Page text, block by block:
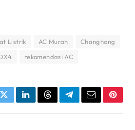
Listrik AC Murah
Changhong
rekomendasi AC
TwitterLinkedInThreadsTelegramEmail